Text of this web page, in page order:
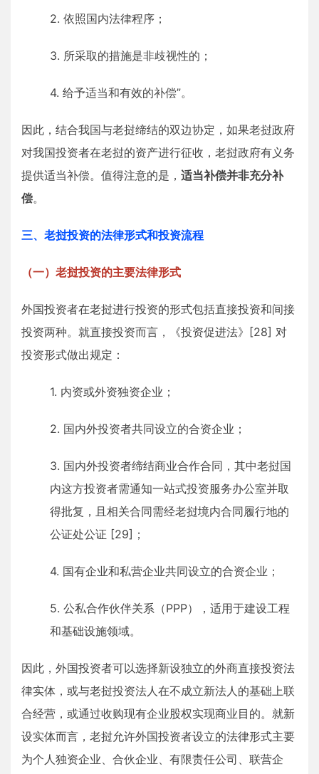
2. 依照国内法律程序；
3. 所采取的措施是非歧视性的；
4. 给予适当和有效的补偿”。
因此，结合我国与老挝缔结的双边协定，如果老挝政府
对我国投资者在老挝的资产进行征收，老挝政府有义务
提供适当补偿。值得注意的是， 适当补偿并非充分补
偿。
三、老挝投资的法律形式和投资流程
（一）老挝投资的主要法律形式
外国投资者在老挝进行投资的形式包括直接投资和间接
投资两种。就直接投资而言，《投资促进法》[28] 对
投资形式做出规定：
1. 内资或外资独资企业；
2. 国内外投资者共同设立的合资企业；
3. 国内外投资者缔结商业合作合同，其中老挝国
内这方投资者需通知一站式投资服务办公室并取
得批复，且相关合同需经老挝境内合同履行地的
公证处公证 [29]；
4. 国有企业和私营企业共同设立的合资企业；
5. 公私合作伙伴关系（PPP），适用于建设工程
和基础设施领域。
因此，外国投资者可以选择新设独立的外商直接投资法
律实体，或与老挝投资法人在不成立新法人的基础上联
合经营，或通过收购现有企业股权实现商业目的。就新
设实体而言，老挝允许外国投资者设立的法律形式主要
为个人独资企业、合伙企业、有限责任公司、联营企